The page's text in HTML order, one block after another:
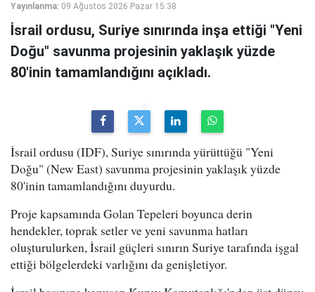
Yayınlanma: 09 Ağustos 2026 Pazar 15:38
İsrail ordusu, Suriye sınırında inşa ettiği "Yeni
Doğu" savunma projesinin yaklaşık yüzde
80'inin tamamlandığını açıkladı.
İsrail ordusu (IDF), Suriye sınırında yürüttüğü "Yeni
Doğu" (New East) savunma projesinin yaklaşık yüzde
80'inin tamamlandığını duyurdu.
Proje kapsamında Golan Tepeleri boyunca derin
hendekler, toprak setler ve yeni savunma hatları
oluşturulurken, İsrail güçleri sınırın Suriye tarafında işgal
ettiği bölgelerdeki varlığını da genişletiyor.